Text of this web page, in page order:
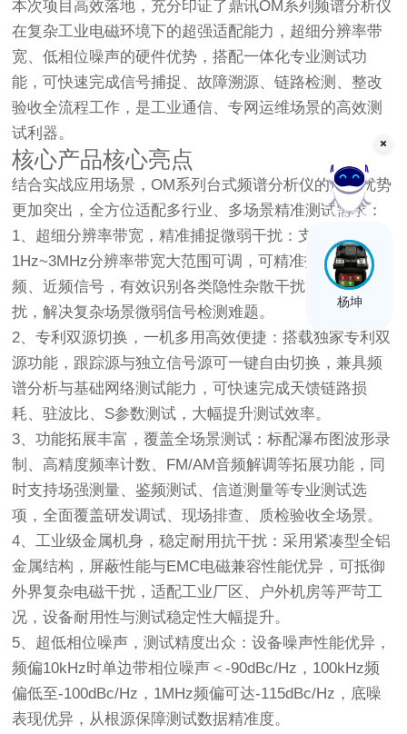
本次项目高效落地，充分印证了鼎讯OM系列频谱分析仪
在复杂工业电磁环境下的超强适配能力，超细分辨率带
宽、低相位噪声的硬件优势，搭配一体化专业测试功
能，可快速完成信号捕捉、故障溯源、链路检测、整改
验收全流程工作，是工业通信、专网运维场景的高效测
试利器。
核心产品核心亮点
结合实战应用场景，OM系列台式频谱分析仪的产品优势
更加突出，全方位适配多行业、多场景精准测试需求：
1、超细分辨率带宽，精准捕捉微弱干扰 ：支持
1Hz~3MHz分辨率带宽大范围可调，可精准拆分邻近同
频、近频信号，有效识别各类隐性杂散干扰、邻道干
扰，解决复杂场景微弱信号检测难题。
2、专利双源切换，一机多用高效便捷 ：搭载独家专利双
源功能，跟踪源与独立信号源可一键自由切换，兼具频
谱分析与基础网络测试能力，可快速完成天馈链路损
耗、驻波比、S参数测试，大幅提升测试效率。
3、功能拓展丰富，覆盖全场景测试 ：标配瀑布图波形录
制、高精度频率计数、FM/AM音频解调等拓展功能，同
时支持场强测量、鉴频测试、信道测量等专业测试选
项，全面覆盖研发调试、现场排查、质检验收全场景。
4、工业级金属机身，稳定耐用抗干扰 ：采用紧凑型全铝
金属结构，屏蔽性能与EMC电磁兼容性能优异，可抵御
外界复杂电磁干扰，适配工业厂区、户外机房等严苛工
况，设备耐用性与测试稳定性大幅提升。
5、超低相位噪声，测试精度出众 ：设备噪声性能优异，
频偏10kHz时单边带相位噪声＜-90dBc/Hz，100kHz频
偏低至-100dBc/Hz，1MHz频偏可达-115dBc/Hz，底噪
表现优异，从根源保障测试数据精准度。
在线客服
杨坤